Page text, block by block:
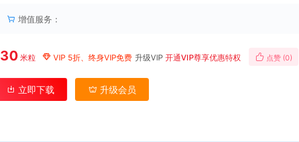
增值服务：
30 米粒 VIP 5折、终身VIP免费 升级VIP 开通VIP尊享优惠特权 点赞 (0)
立即下载 升级会员